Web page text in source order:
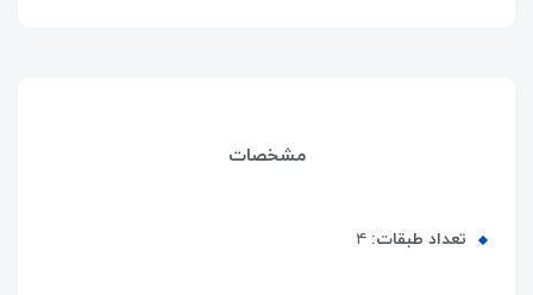
مشخصات
تعداد طبقات: ۴